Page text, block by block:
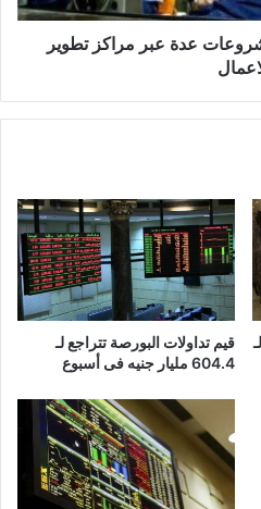
عدة عبر مراكز تطوير
قيم تداولات البورصة تتراجع لـ
604.4 مليار جنيه فى أسبوع